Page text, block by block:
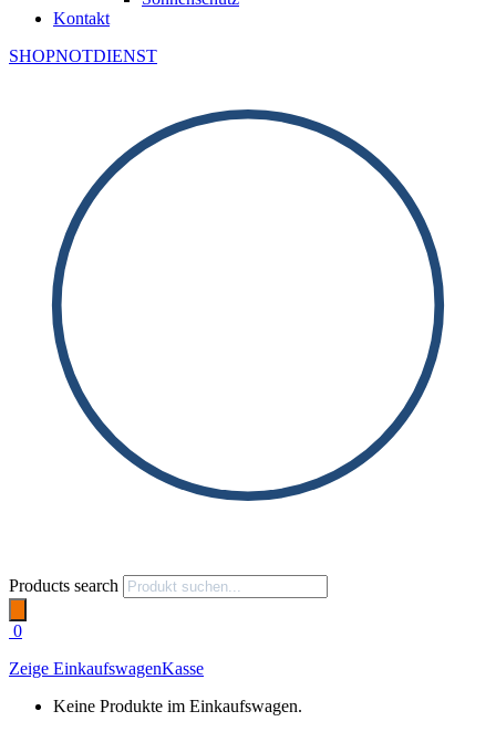
Kontakt
SHOPNOTDIENST
Products search
0
Zeige EinkaufswagenKasse
Keine Produkte im Einkaufswagen.